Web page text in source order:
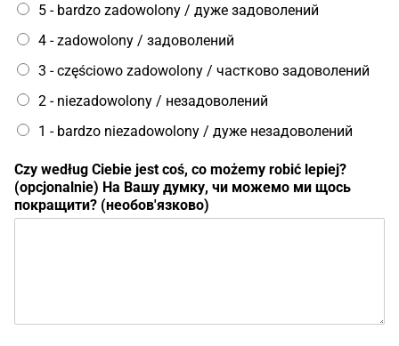
5 - bardzo zadowolony / дуже задоволений
4 - zadowolony / задоволений
3 - częściowo zadowolony / частково задоволений
2 - niezadowolony / незадоволений
1 - bardzo niezadowolony / дуже незадоволений
j
e
s
t
g
Czy według Ciebie jest coś, co możemy robić lepiej?
(opcjonalnie) На Вашу думку, чи можемо ми щось
покращити? (необов'язково)